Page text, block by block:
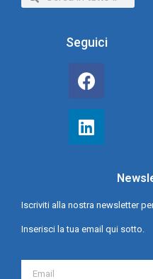
Seguici
Iscriviti alla nostra newsletter
Inserisci la tua email qui sotto.